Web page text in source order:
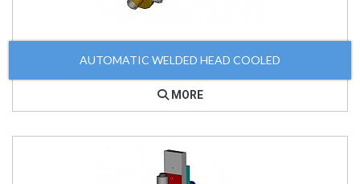
AUTOMATIC WELDED HEAD COOLED
MORE